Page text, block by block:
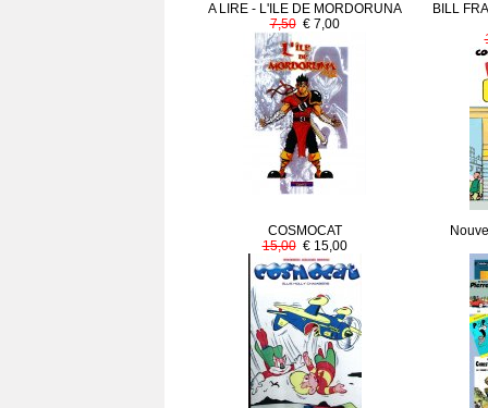
A LIRE - L'ILE DE MORDORUNA
7,50€ 7,00
BILL
COSMOCAT
15,00€ 15,00